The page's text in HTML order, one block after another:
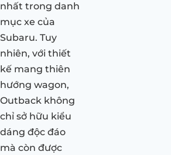
nhất trong danh
mục xe của
Subaru. Tuy
nhiên, với thiết
kế mang thiên
hướng wagon,
Outback không
chỉ sở hữu kiểu
dáng độc đáo
mà còn được